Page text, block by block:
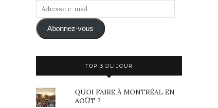
Adresse
mail Abonnez-vous
TOP 3 DU JOUR
QUOI FAIRE À MONTRÉAL EN
AOÛT ?